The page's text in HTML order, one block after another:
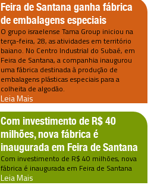
Feira de Santana ganha fábrica
de embalagens especiais
O grupo israelense Tama Group iniciou na
terça-feira, 28, as atividades em território
baiano. No Centro Industrial do Subaé, em
Feira de Santana, a companhia inaugurou
uma fábrica destinada à produção de
embalagens plásticas especiais para a
colheita de algodão.
Leia Mais
Com investimento de R$ 40
milhões, nova fábrica é
inaugurada em Feira de Santana
Com investimento de R$ 40 milhões, nova
fábrica é inaugurada em Feira de Santana
Leia Mais